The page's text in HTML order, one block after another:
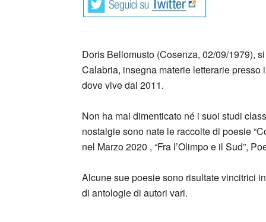
Doris Bellomusto (Cosenza, 02/09/1979),
Calabria, insegna materie letterarie presso
dove vive dal 2011.
Non ha mai dimenticato né i suoi studi
nostalgie sono nate le raccolte di poesie
nel Marzo 2020 , “Fra l’Olimpo e il Sud”,
Alcune sue poesie sono risultate vincitrici
di antologie di autori vari.